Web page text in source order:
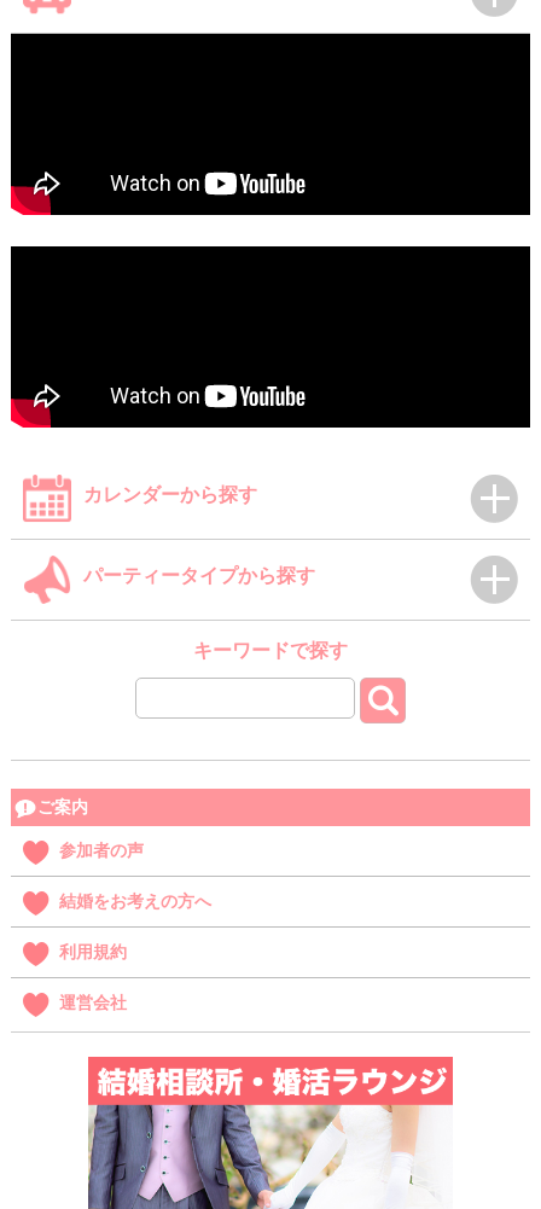
カレンダーから探す
パーティータイプから探す
キーワードで探す
ご案内
参加者の声
結婚をお考えの方へ
利用規約
運営会社